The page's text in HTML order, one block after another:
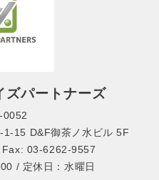
ズパートナーズ
0052
1-15 D&F御茶ノ水ビル 5F
03-6262-9557
/ 定休日：水曜日